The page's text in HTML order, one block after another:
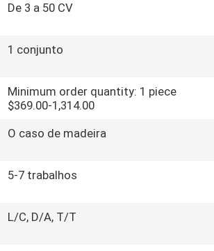
De 3 a 50 CV
1 conjunto
Minimum order quantity: 1 piece
$369.00-1,314.00
O caso de madeira
5-7 trabalhos
L/C, D/A, T/T